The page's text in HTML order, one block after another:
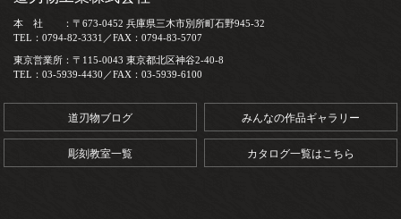
本 社 ：〒673-0452 兵庫県三木市別所町石野945-32
TEL：0794-82-3331／FAX：0794-83-5707
東京営業所：〒115-0043 東京都北区神谷2-40-8
TEL：03-5939-4430／FAX：03-5939-6100
道刃物ブログ みんなの作品ギャラリー
彫刻教室一覧 カタログ一覧はこちら